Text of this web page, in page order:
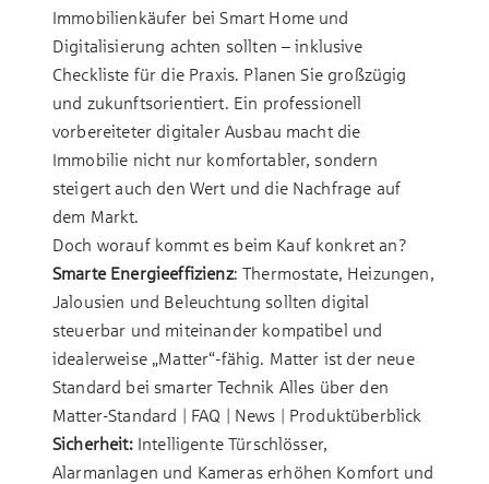
Immobilienkäufer bei Smart Home und
Digitalisierung achten sollten – inklusive
Checkliste für die Praxis. Planen Sie großzügig
und zukunftsorientiert. Ein professionell
vorbereiteter digitaler Ausbau macht die
Immobilie nicht nur komfortabler, sondern
steigert auch den Wert und die Nachfrage auf
dem Markt.
Doch worauf kommt es beim Kauf konkret an?
Smarte Energieeffizienz: Thermostate, Heizungen,
Jalousien und Beleuchtung sollten digital
steuerbar und miteinander kompatibel und
idealerweise „Matter“-fähig. Matter ist der neue
Standard bei smarter Technik Alles über den
Matter-Standard | FAQ | News | Produktüberblick
Sicherheit:Intelligente Türschlösser,
Alarmanlagen und Kameras erhöhen Komfort und